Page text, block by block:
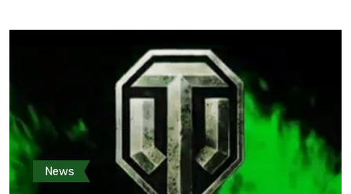
News